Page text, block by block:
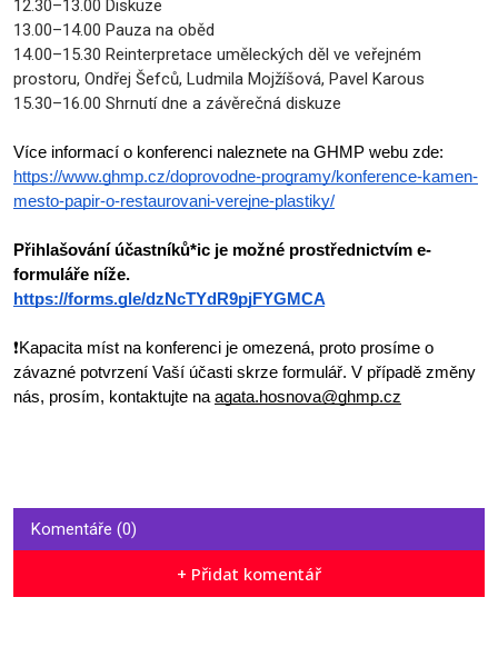
12.30–13.00 Diskuze
13.00–14.00 Pauza na oběd
14.00–15.30 Reinterpretace uměleckých děl ve veřejném
prostoru, Ondřej Šefců, Ludmila Mojžíšová, Pavel Karous
15.30–16.00 Shrnutí dne a závěrečná diskuze
Více informací o konferenci naleznete na GHMP webu zde:
https://www.ghmp.cz/doprovodne-programy/konference-kamen-
mesto-papir-o-restaurovani-verejne-plastiky/
Přihlašování účastníků*ic je možné prostřednictvím e-
formuláře níže.
https://forms.gle/dzNcTYdR9pjFYGMCA
❗Kapacita míst na konferenci je omezená, proto prosíme o
závazné potvrzení Vaší účasti skrze formulář. V případě změny
nás, prosím, kontaktujte na agata.hosnova@ghmp.cz
Komentáře (0)
+ Přidat komentář